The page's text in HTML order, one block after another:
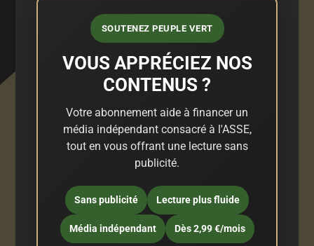
SOUTENEZ PEUPLE VERT
VOUS APPRÉCIEZ NOS
CONTENUS ?
Votre abonnement aide à financer un
média indépendant consacré à l'ASSE,
tout en vous offrant une lecture sans
publicité.
Sans publicité Lecture plus fluide
Média indépendant Dès 2,99 €/mois